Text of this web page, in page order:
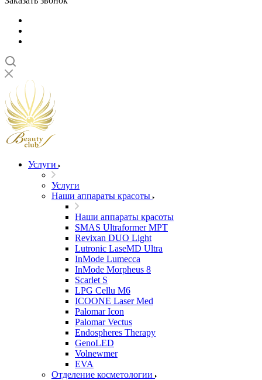
Услуги
Услуги
Наши аппараты красоты
Наши аппараты красоты
SMAS Ultraformer MPT
Revixan DUO Light
Lutronic LaseMD Ultra
InMode Lumecca
InMode Morpheus 8
Scarlet S
LPG Cellu M6
ICOONE Laser Med
Palomar Icon
Palomar Vectus
Endospheres Therapy
GenoLED
Volnewmer
EVA
Отделение косметологии